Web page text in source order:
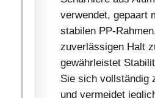
verwendet, gepaart
stabilen PP-
zuverlässigen Halt
gewährleistet
Sie sich vollständig
und vermeidet